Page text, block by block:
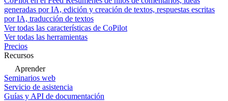
generadas por IA, edición y creación de textos, respuestas escritas
por IA, traducción de textos
Ver todas las características de CoPilot
Ver todas las herramientas
Precios
Recursos
Aprender
Seminarios web
Servicio de asistencia
Guías y API de documentación